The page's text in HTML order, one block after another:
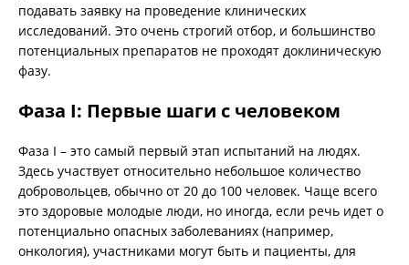
подавать заявку на проведение клинических
исследований. Это очень строгий отбор, и большинство
потенциальных препаратов не проходят доклиническую
фазу.
Фаза I: Первые шаги с человеком
Фаза I – это самый первый этап испытаний на людях.
Здесь участвует относительно небольшое количество
добровольцев, обычно от 20 до 100 человек. Чаще всего
это здоровые молодые люди, но иногда, если речь идет о
потенциально опасных заболеваниях (например,
онкология), участниками могут быть и пациенты, для